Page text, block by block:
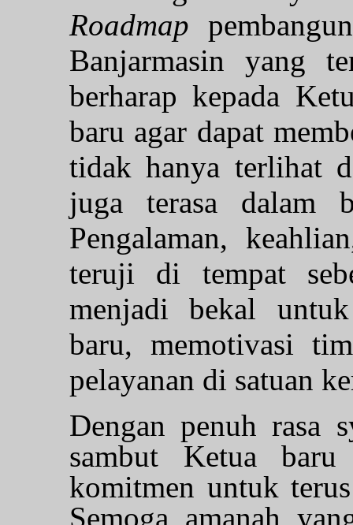
Roadmap
Banjarmasin yang
berharap kepada
baru agar dapat
tidak hanya terlihat
juga terasa dalam
Pengalaman,
teruji di tempat
menjadi bekal
baru, memotivasi
pelayanan di satuan
Dengan penuh rasa
sambut Ketua
komitmen untuk
Semoga amanah